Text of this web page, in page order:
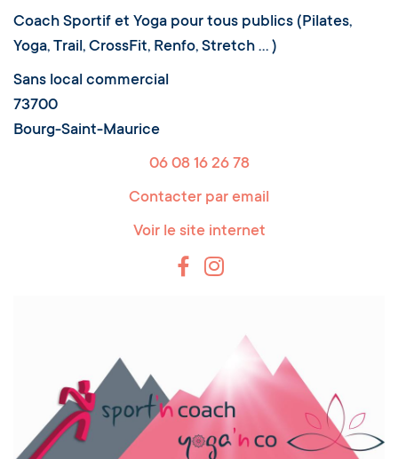
Coach Sportif et Yoga pour tous publics (Pilates,
Yoga, Trail, CrossFit, Renfo, Stretch ... )
Sans local commercial
73700
Bourg-Saint-Maurice
06 08 16 26 78
Contacter par email
Voir le site internet